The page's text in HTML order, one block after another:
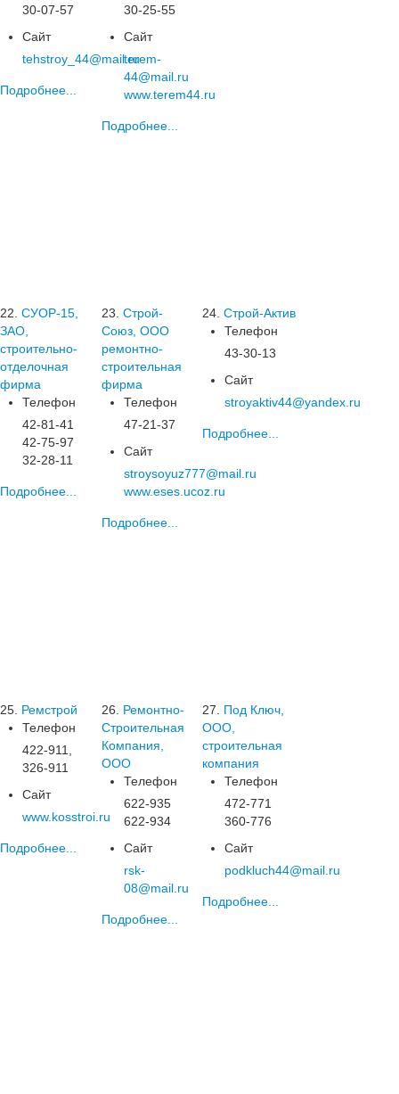
30-07-57
Сайт
tehstroy_44@mail.ru
Подробнее...
30-25-55
Сайт
terem-
44@mail.ru
www.terem44.ru
Подробнее...
22. СУОР-15,
ЗАО,
строительно-
отделочная
фирма
Телефон
42-81-41
42-75-97
32-28-11
Подробнее...
23. Строй-
Союз, ООО
ремонтно-
строительная
фирма
Телефон
47-21-37
Сайт
stroysoyuz777@mail.ru
www.eses.ucoz.ru
Подробнее...
24. Строй-Актив
Телефон
43-30-13
Сайт
stroyaktiv44@yandex.ru
Подробнее...
25. Ремстрой
Телефон
422-911,
326-911
Сайт
www.kosstroi.ru
Подробнее...
26.
Ремонтно-
Строительная
Компания,
ООО
Телефон
622-935
622-934
Сайт
rsk-
08@mail.ru
Подробнее...
27.
Под Ключ,
ООО,
строительная
компания
Телефон
472-771
360-776
Сайт
podkluch44@mail.ru
Подробнее...